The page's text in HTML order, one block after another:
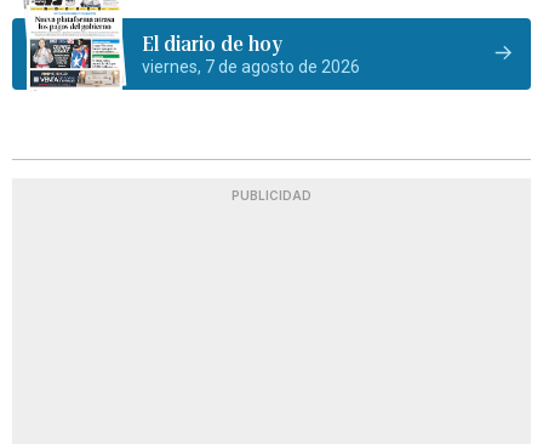
El diario de hoy
viernes, 7 de agosto de 2026
PUBLICIDAD